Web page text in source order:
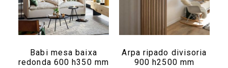
Babi mesa baixa
redonda 600 h350 mm
Arpa ripado divisoria
900 h2500 mm